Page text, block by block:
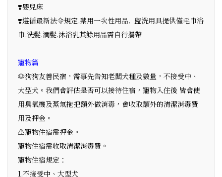
❣️嬰兒床
❣️遵循最新法令規定.禁用一次性用品. 盥洗用具提供僅毛巾浴
巾.洗髮.潤髮.沐浴乳其餘用品需自行攜帶
寵物篇
🐶狗狗友善民宿，需事先告知老闆犬種及數量，不接受中、
大型犬。我們會評估是否可以接待住宿，寵物入住後 皆會使
用臭氧機及蒸氣拖把額外做消毒，會收取額外的清潔消毒費
用及押金。
⚠️寵物住宿需押金。
寵物住宿需收取清潔消毒費。
寵物住宿規定：
1.不接受中、大型犬